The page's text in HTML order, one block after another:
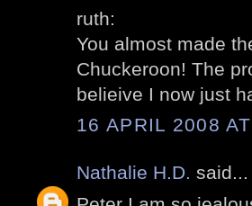
ruth:
You almost made
Chuckeroon! The
belieive I now just
16 APRIL 2008
Nathalie H.D. said...